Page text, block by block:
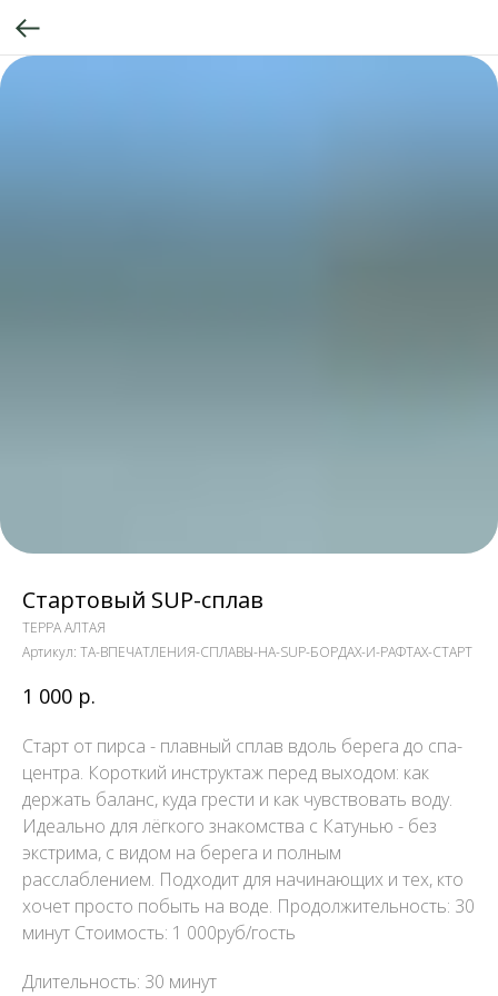
Стартовый SUP-сплав
ТЕРРА АЛТАЯ
Артикул: TA-ВПЕЧАТЛЕНИЯ-СПЛАВЫ-НА-SUP-БОРДАХ-И-РАФТАХ-СТАРТ
1 000 р.
Старт от пирса - плавный сплав вдоль берега до спа-
центра. Короткий инструктаж перед выходом: как
держать баланс, куда грести и как чувствовать воду.
Идеально для лёгкого знакомства с Катунью - без
экстрима, с видом на берега и полным
расслаблением. Подходит для начинающих и тех, кто
хочет просто побыть на воде. Продолжительность: 30
минут Стоимость: 1 000руб/гость
Длительность: 30 минут